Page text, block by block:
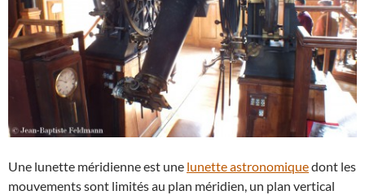
Une lunette méridienne est une lunette astronomiquedont les
mouvements sont limités au plan méridien, un plan vertical